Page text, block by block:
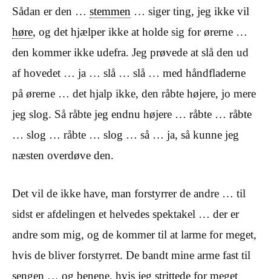
Sådan er den … stemmen … siger ting, jeg ikke vil
høre, og det hjælper ikke at holde sig for ørerne …
den kommer ikke udefra. Jeg prøvede at slå den ud
af hovedet … ja … slå … slå … med håndfladerne
på ørerne … det hjalp ikke, den råbte højere, jo mere
jeg slog. Så råbte jeg endnu højere … råbte … råbte
… slog … råbte … slog … så … ja, så kunne jeg
næsten overdøve den.
Det vil de ikke have, man forstyrrer de andre … til
sidst er afdelingen et helvedes spektakel … der er
andre som mig, og de kommer til at larme for meget,
hvis de bliver forstyrret. De bandt mine arme fast til
sengen … og benene, hvis jeg strittede for meget